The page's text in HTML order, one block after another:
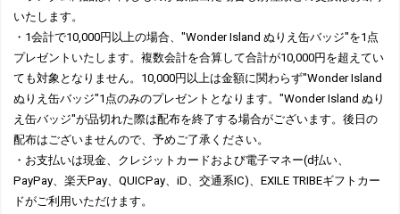
いたします。
・1会計で10,000円以上の場合、"Wonder Island ぬりえ缶バッジ"を1点
プレゼントいたします。複数会計を合算して合計が10,000円を超えてい
ても対象となりません。10,000円以上は金額に関わらず"Wonder Island
ぬりえ缶バッジ"1点のみのプレゼントとなります。"Wonder Island ぬり
え缶バッジ"が品切れた際は配布を終了する場合がございます。後日の
配布はございませんので、予めご了承ください。
・お支払いは現金、クレジットカードおよび電子マネー(d払い、
PayPay、楽天Pay、QUICPay、iD、交通系IC)、EXILE TRIBEギフトカー
ドがご利用いただけます。